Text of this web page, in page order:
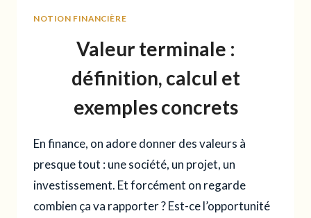
LE
ULTIME
NOTION FINANCIÈRE
Valeur terminale :
définition, calcul et
exemples concrets
En finance, on adore donner des valeurs à
presque tout : une société, un projet, un
investissement. Et forcément on regarde
combien ça va rapporter ? Est-ce l’opportunité